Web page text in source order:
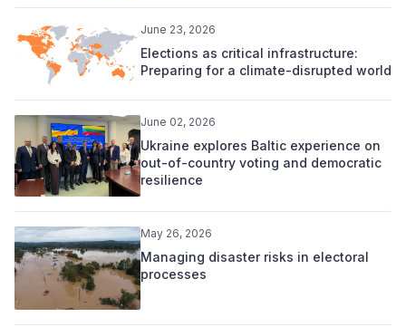
June 23, 2026
Elections as critical infrastructure:
Preparing for a climate-disrupted world
June 02, 2026
Ukraine explores Baltic experience on
out-of-country voting and democratic
resilience
May 26, 2026
Managing disaster risks in electoral
processes